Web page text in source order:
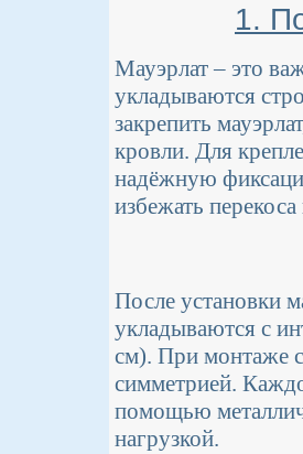
1.
Мауэрлат – это
укладываются
закрепить
кровли. Для
надёжную
избежать
После установки
укладываются с
см). При монтаже
симметрией.
помощью
нагрузкой.